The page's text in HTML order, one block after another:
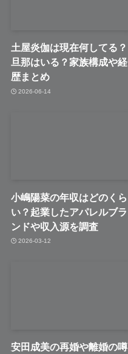
土屋炎伽は現在何してる？
旦那はいる？家族構成や経
歴まとめ
2026-06-14
小嶋陽菜の年収はどのくら
い？起業したアパレルブラ
ンドや収入源を調査
2026-03-12
安田成美の再婚や離婚の噂